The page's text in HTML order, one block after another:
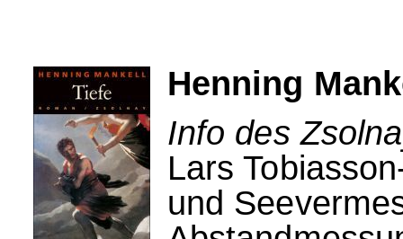
Henning
Info des
Lars
und